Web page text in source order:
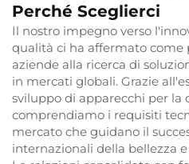
Perché Sceglierci
Il nostro impegno verso
qualità ci ha affermato come
aziende alla ricerca di
in mercati globali. Grazie
sviluppo di apparecchi per la
comprendiamo i requisiti
mercato che guidano il
internazionali della bellezza